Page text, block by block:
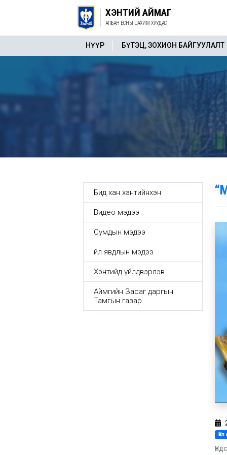
ХЭНТИЙ АЙМАГ
АЛБАН ЁСНЫ ЦАХИМ ХУУДАС
НҮҮР БҮТЭЦ, ЗОХИОН БАЙГУУЛАЛТ
Бид хан хэнтийнхэн
Видео мэдээ
Сумдын мэдээ
Үйл явдлын мэдээ
Хэнтийд үйлдвэрлэв
Аймгийн Засаг даргын
Тамгын газар